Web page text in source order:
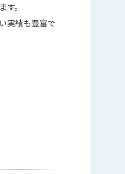
。
実績も豊富で